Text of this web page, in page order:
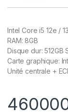
Intel Core i5 12e /
RAM: 8GB
Disque dur: 512GB
Carte graphique:
Unité centrale +